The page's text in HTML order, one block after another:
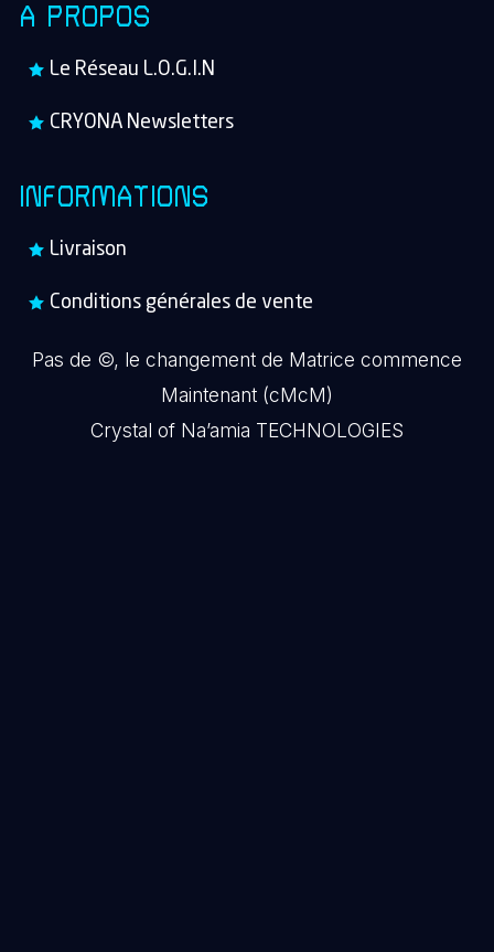
A PROPOS
Le Réseau L.O.G.I.N
CRYONA Newsletters
INFORMATIONS
Livraison
Conditions générales de vente
Pas de ©, le changement de Matrice commence
Maintenant (cMcM)
Crystal of Na’amia TECHNOLOGIES